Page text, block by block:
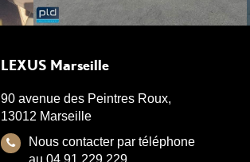
LEXUS Marseille
90 avenue des Peintres Roux,
13012 Marseille
Nous contacter par téléphone